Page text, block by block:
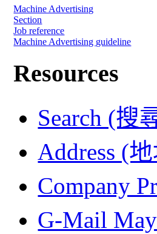
Machine Advertising
Section
Job reference
Machine Advertising guideline
Resources
Search (搜
Address (
Company
G-Mail